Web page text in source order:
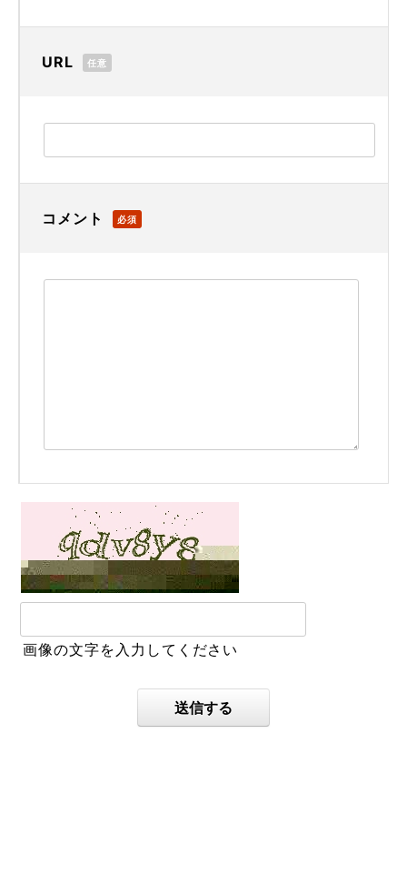
URL 任意
コメント 必須
画像の文字を入力してください
送信する